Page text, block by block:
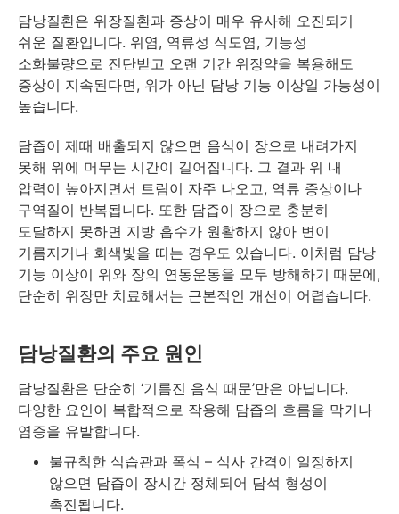
담낭질환은 위장질환과 증상이 매우 유사해 오진되기
쉬운 질환입니다. 위염, 역류성 식도염, 기능성
소화불량으로 진단받고 오랜 기간 위장약을 복용해도
증상이 지속된다면, 위가 아닌 담낭 기능 이상일 가능성이
높습니다.
담즙이 제때 배출되지 않으면 음식이 장으로 내려가지
못해 위에 머무는 시간이 길어집니다. 그 결과 위 내
압력이 높아지면서 트림이 자주 나오고, 역류 증상이나
구역질이 반복됩니다. 또한 담즙이 장으로 충분히
도달하지 못하면 지방 흡수가 원활하지 않아 변이
기름지거나 회색빛을 띠는 경우도 있습니다. 이처럼 담낭
기능 이상이 위와 장의 연동운동을 모두 방해하기 때문에,
단순히 위장만 치료해서는 근본적인 개선이 어렵습니다.
담낭질환의 주요 원인
담낭질환은 단순히 ‘기름진 음식 때문’만은 아닙니다.
다양한 요인이 복합적으로 작용해 담즙의 흐름을 막거나
염증을 유발합니다.
불규칙한 식습관과 폭식 – 식사 간격이 일정하지
않으면 담즙이 장시간 정체되어 담석 형성이
촉진됩니다.